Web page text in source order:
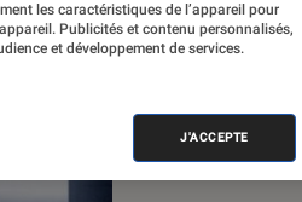
les caractéristiques de l’appareil pour
Publicités et contenu personnalisés,
et développement de services.
J'ACCEPTE